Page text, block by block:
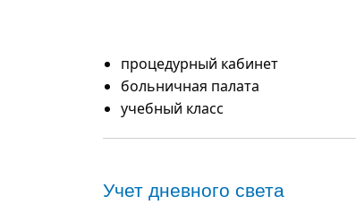
процедурный кабинет
больничная палата
учебный класс
Учет дневного света